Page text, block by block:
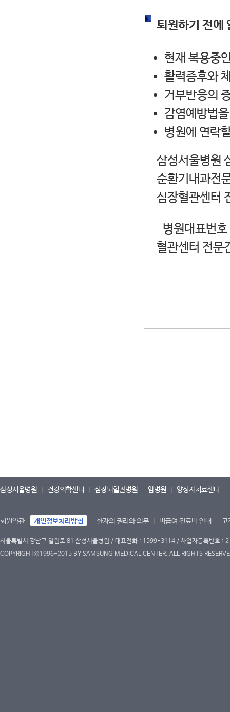
퇴원하기 전에
현재 복용중
활력증후와
거부반응의
감염예방법
병원에 연락
삼성서울병원
순환기내과전
심장혈관센터
병원대표번
혈관센터 전
삼성서울병원 건강의학센터 심장뇌혈관병원 암병원 양성자치료센터
회원약관 개인정보처리방침 환자의 권리와 의무 비급여 진료비 안내 고
서울특별시 강남구 일원로 81 삼성서울병원 / 대표전화 : 1599-3114 / 사업자등록번호
COPYRIGHT©1996-2015 BY SAMSUNG MEDICAL CENTER. ALL RIGHTS